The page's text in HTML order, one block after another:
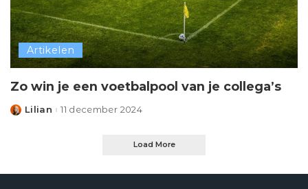
Artikelen
Zo win je een voetbalpool van je collega’s
Posted
Lilian 11 december 2024
Load More